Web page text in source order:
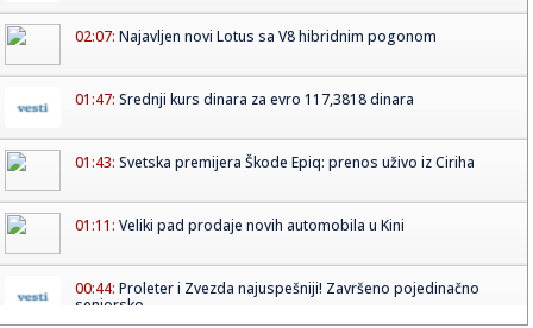
02:07: Najavljen novi Lotus sa V8 hibridnim pogonom
01:47: Srednji kurs dinara za evro 117,3818 dinara
01:43: Svetska premijera Škode Epiq: prenos uživo iz Ciriha
01:11: Veliki pad prodaje novih automobila u Kini
00:44: Proleter i Zvezda najuspešniji! Završeno pojedinačno
seniorsko...